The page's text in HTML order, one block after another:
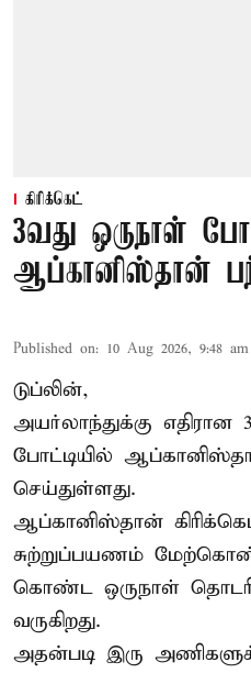
கிரிக்கெட்
3வது ஒருநாள்
ஆப்கானிஸ்தான்
Published on: 10 Aug 2026, 9:48 am
டுப்லின்,
அயர்லாந்துக்கு எதிரான
போட்டியில்
செய்துள்ளது.
ஆப்கானிஸ்தான்
சுற்றுப்பயணம்
கொண்ட ஒருநாள்
வருகிறது.
அதன்படி இரு